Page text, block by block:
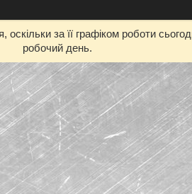
за її графіком роботи
робочий день.